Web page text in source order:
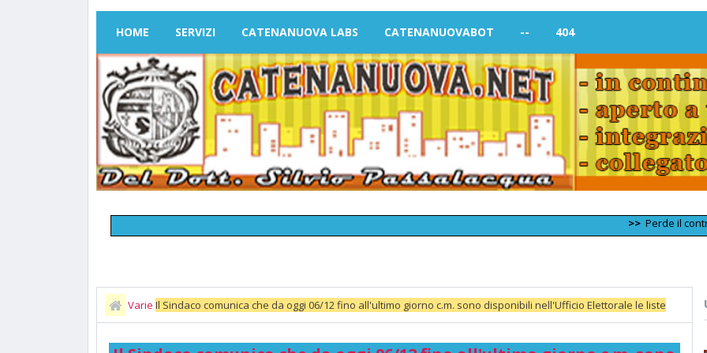
HOME SERVIZI CATENANUOVA LABS CATENANUOVABOT -- 404
Perde il controllo
Varie Il Sindaco comunica che da oggi 06/12 fino all'ultimo giorno c.m. sono disponibili nell'Ufficio Elettorale le liste